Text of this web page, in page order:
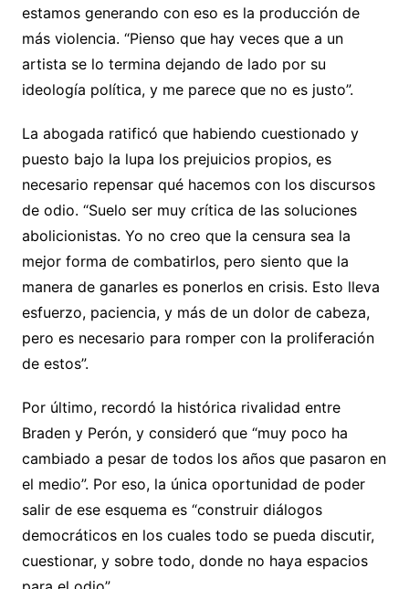
estamos generando con eso es la producción de
más violencia. “Pienso que hay veces que a un
artista se lo termina dejando de lado por su
ideología política, y me parece que no es justo”.
La abogada ratificó que habiendo cuestionado y
puesto bajo la lupa los prejuicios propios, es
necesario repensar qué hacemos con los discursos
de odio. “Suelo ser muy crítica de las soluciones
abolicionistas. Yo no creo que la censura sea la
mejor forma de combatirlos, pero siento que la
manera de ganarles es ponerlos en crisis. Esto lleva
esfuerzo, paciencia, y más de un dolor de cabeza,
pero es necesario para romper con la proliferación
de estos”.
Por último, recordó la histórica rivalidad entre
Braden y Perón, y consideró que “muy poco ha
cambiado a pesar de todos los años que pasaron en
el medio”. Por eso, la única oportunidad de poder
salir de ese esquema es “construir diálogos
democráticos en los cuales todo se pueda discutir,
cuestionar, y sobre todo, donde no haya espacios